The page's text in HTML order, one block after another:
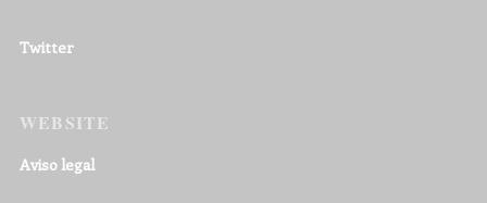
Twitter
WEBSITE
Aviso legal